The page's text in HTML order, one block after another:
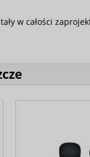
w całości